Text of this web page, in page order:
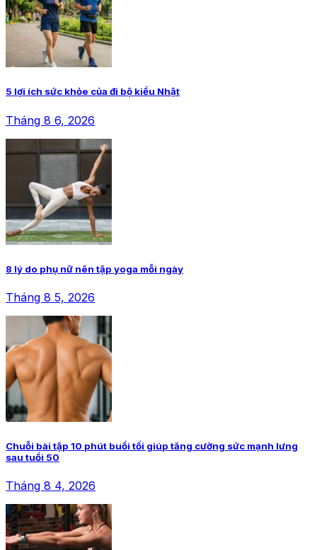
5 lợi ích sức khỏe của đi bộ kiểu Nhật
Tháng 8 6, 2026
8 lý do phụ nữ nên tập yoga mỗi ngày
Tháng 8 5, 2026
Chuỗi bài tập 10 phút buổi tối giúp tăng cường sức mạnh lưng
sau tuổi 50
Tháng 8 4, 2026